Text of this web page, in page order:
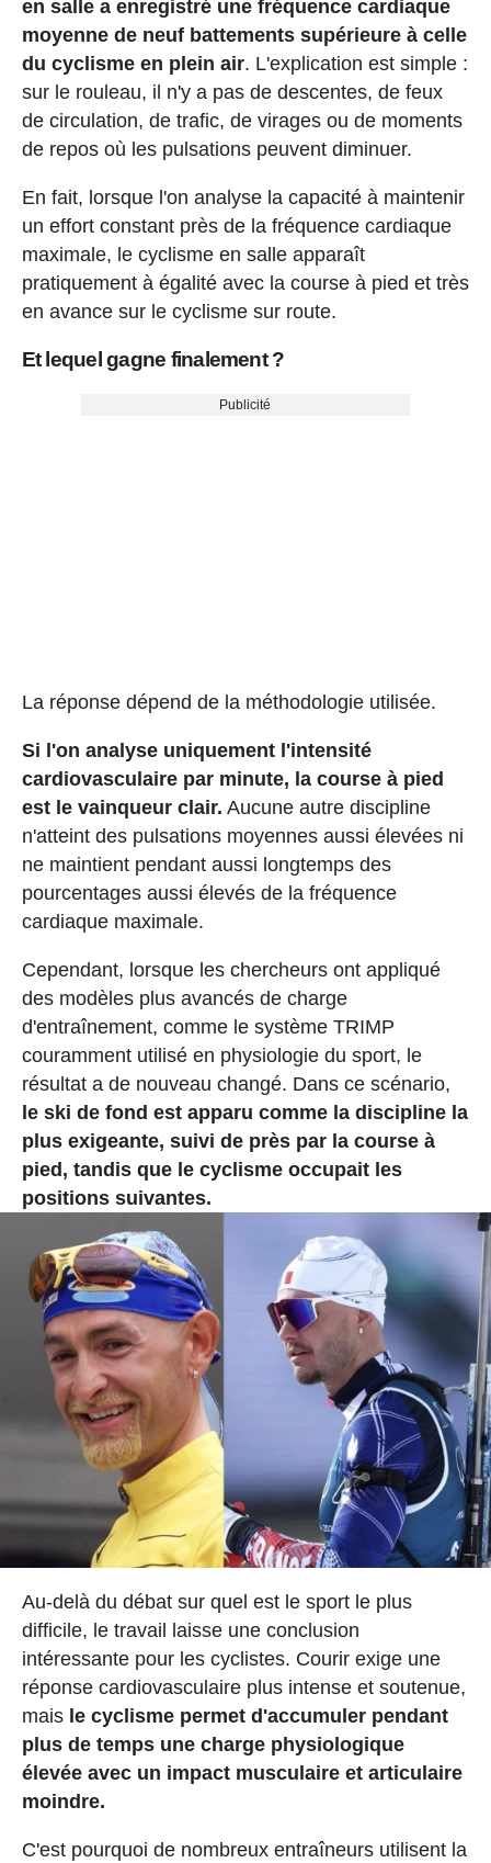
en salle a enregistré une fréquence cardiaque
moyenne de neuf battements supérieure à celle
du cyclisme en plein air. L'explication est simple :
sur le rouleau, il n'y a pas de descentes, de feux
de circulation, de trafic, de virages ou de moments
de repos où les pulsations peuvent diminuer.
En fait, lorsque l'on analyse la capacité à maintenir
un effort constant près de la fréquence cardiaque
maximale, le cyclisme en salle apparaît
pratiquement à égalité avec la course à pied et très
en avance sur le cyclisme sur route.
Et lequel gagne finalement ?
Publicité
La réponse dépend de la méthodologie utilisée.
Si l'on analyse uniquement l'intensité
cardiovasculaire par minute, la course à pied
est le vainqueur clair. Aucune autre discipline
n'atteint des pulsations moyennes aussi élevées ni
ne maintient pendant aussi longtemps des
pourcentages aussi élevés de la fréquence
cardiaque maximale.
Cependant, lorsque les chercheurs ont appliqué
des modèles plus avancés de charge
d'entraînement, comme le système TRIMP
couramment utilisé en physiologie du sport, le
résultat a de nouveau changé. Dans ce scénario,
le ski de fond est apparu comme la discipline la
plus exigeante, suivi de près par la course à
pied, tandis que le cyclisme occupait les
positions suivantes.
Au-delà du débat sur quel est le sport le plus
difficile, le travail laisse une conclusion
intéressante pour les cyclistes. Courir exige une
réponse cardiovasculaire plus intense et soutenue,
mais le cyclisme permet d'accumuler pendant
plus de temps une charge physiologique
élevée avec un impact musculaire et articulaire
moindre.
C'est pourquoi de nombreux entraîneurs utilisent la